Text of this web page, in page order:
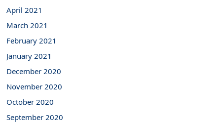
April 2021
March 2021
February 2021
January 2021
December 2020
November 2020
October 2020
September 2020